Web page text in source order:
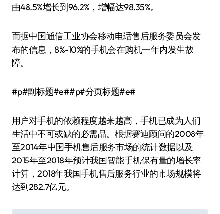
由48.5%增长到96.2%，增幅达98.35%。
而据中国通信工业协会移动电话售后服务委员会发
布的信息，8%-10%的手机会在购机一年内发生故
障。
#p#副标题#e##p#分页标题#e#
用户对手机的依赖程度越来越高，手机已成为人们
生活中不可或缺的必需品。根据赛迪顾问的2008年
至2014年中国手机售后服务市场的统计数据以及
2015年至2018年预计我国智能手机保有量的增长率
计算，2018年我国手机售后服务行业的市场规模将
达到282.7亿元。